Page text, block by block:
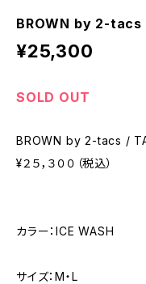
BROWN by 2-tacs
¥25,300
SOLD OUT
BROWN by 2-tacs /
¥２５，３００（税込）
カラー：ICE WASH
サイズ：M・L